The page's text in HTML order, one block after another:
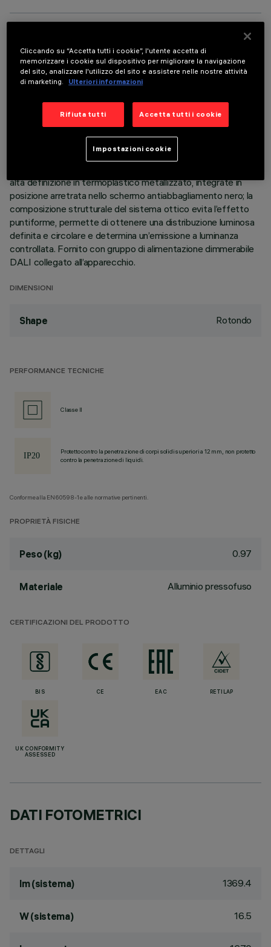
DATI TECNICI
ULTIMO AGGIORNAMENTO: 05/08/2026
Apparecchio rettangolare ad incasso con sorgenti LED. Vano
strutturale in lamiera di acciaio sagomata con faldina
alluminio pressofuso, permette di indirizzare l’emissione con
alta definizione in termoplastico metallizzato, integrate in
posizione arretrata nello schermo antiabbagliamento nero; la
composizione strutturale del sistema ottico evita l’effetto
puntiforme, permette di ottenere una distribuzione luminosa
definita e circolare e determina un’emissione a luminanza
controllata. Fornito con gruppo di alimentazione dimmerabile
DALI collegato all’apparecchio.
DIMENSIONI
Shape Rotondo
PERFORMANCE TECNICHE
Classe II
Protetto contro la penetrazione di corpi solidi superiori a 12 mm, non protetto
contro la penetrazione di liquidi.
Conforme alla EN60598-1 e alle normative pertinenti.
PROPRIETÀ FISICHE
Peso (kg) 0.97
Materiale Alluminio pressofuso
CERTIFICAZIONI DEL PRODOTTO
BIS CE EAC RETILAP
UK CONFORMITY
ASSESSED
DATI FOTOMETRICI
DETTAGLI
lm (sistema) 1369.4
W (sistema) 16.5
Cliccando su “Accetta tutti i cookie”, l'utente accetta di
memorizzare i cookie sul dispositivo per migliorare la navigazione
del sito, analizzare l'utilizzo del sito e assistere nelle nostre attività
di marketing.
Ulteriori informazioni
Rifiuta tutti Accetta tutti i cookie
Impostazioni cookie